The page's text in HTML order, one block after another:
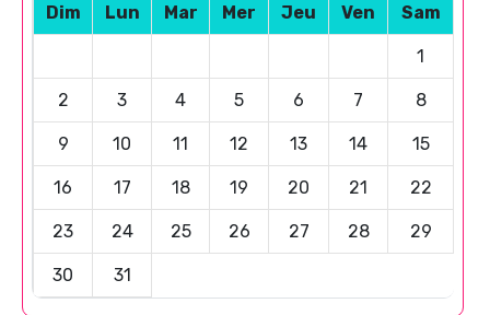
Dim Lun Mar Mer Jeu Ven Sam
1
2 3 4 5 6 7 8
9 10 11 12 13 14 15
16 17 18 19 20 21 22
23 24 25 26 27 28 29
30 31